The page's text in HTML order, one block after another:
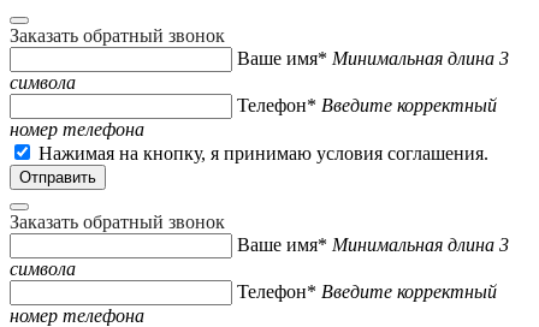
Заказать обратный звонок
Ваше имя* Минимальная длина 3
символа
Телефон* Введите корректный
номер телефона
Нажимая на кнопку, я принимаю условия соглашения.
Заказать обратный звонок
Ваше имя* Минимальная длина 3
символа
Телефон* Введите корректный
номер телефона